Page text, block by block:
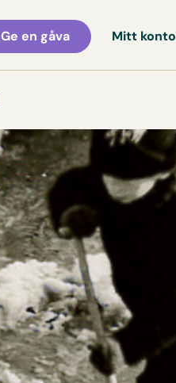
Ge en gåva Mitt konto